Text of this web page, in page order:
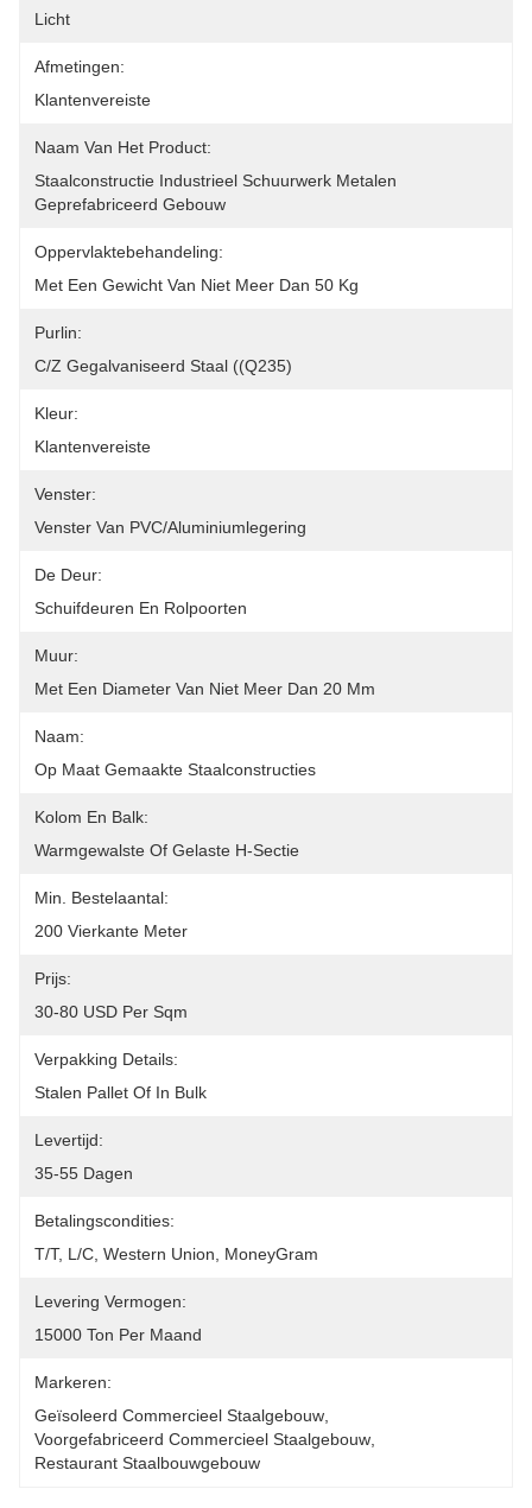
Licht
Afmetingen:
Klantenvereiste
Naam Van Het Product:
Staalconstructie Industrieel Schuurwerk Metalen
Geprefabriceerd Gebouw
Oppervlaktebehandeling:
Met Een Gewicht Van Niet Meer Dan 50 Kg
Purlin:
C/Z Gegalvaniseerd Staal ((Q235)
Kleur:
Klantenvereiste
Venster:
Venster Van PVC/aluminiumlegering
De Deur:
Schuifdeuren En Rolpoorten
Muur:
Met Een Diameter Van Niet Meer Dan 20 Mm
Naam:
Op Maat Gemaakte Staalconstructies
Kolom En Balk:
Warmgewalste Of Gelaste H-Sectie
Min. Bestelaantal:
200 Vierkante Meter
Prijs:
30-80 USD Per Sqm
Verpakking Details:
Stalen Pallet Of In Bulk
Levertijd:
35-55 Dagen
Betalingscondities:
T/T, L/C, Western Union, MoneyGram
Levering Vermogen:
15000 Ton Per Maand
Markeren:
Geïsoleerd Commercieel Staalgebouw
Voorgefabriceerd Commercieel Staalgebouw
Restaurant Staalbouwgebouw